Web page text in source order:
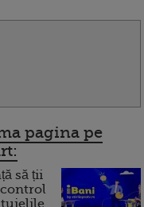
pagina pe
să ții